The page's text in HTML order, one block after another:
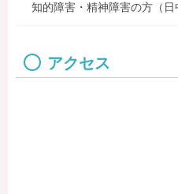
知的障害・精神障害の方（日
アクセス